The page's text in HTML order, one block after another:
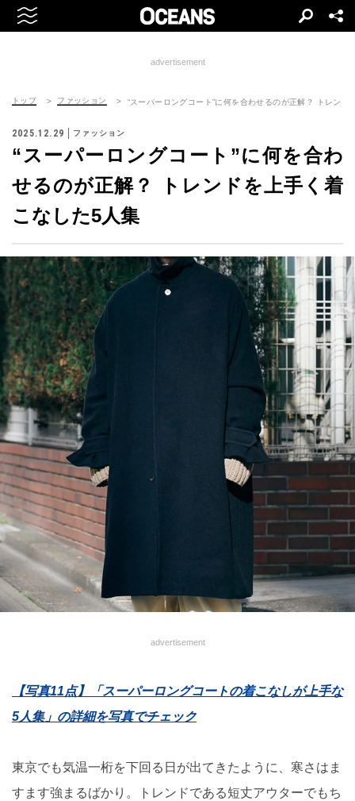
advertisement
トップ ファッション “スーパーロングコート”に何を合わせるのが正解？ トレンド
2025.12.29 ファッション
“スーパーロングコート”に何を合わ
せるのが正解？ トレンドを上手く着
こなした5人集
advertisement
【写真11点】「スーパーロングコートの着こなしが上手な
5人集」の詳細を写真でチェック
東京でも気温一桁を下回る日が出てきたように、寒さはま
すます強まるばかり。トレンドである短丈アウターでもち